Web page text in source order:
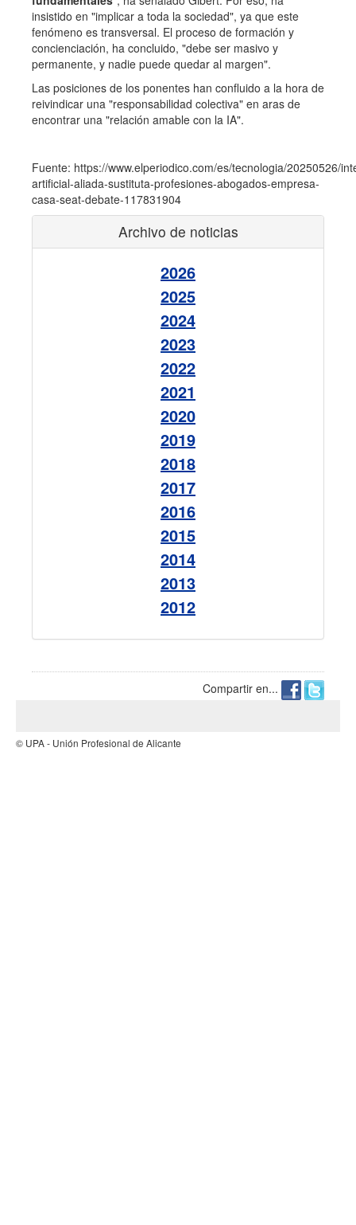
insistido en "implicar a toda la sociedad", ya que este
fenómeno es transversal. El proceso de formación y
concienciación, ha concluido, "debe ser masivo y
permanente, y nadie puede quedar al margen".
Las posiciones de los ponentes han confluido a la hora de
reivindicar una "responsabilidad colectiva" en aras de
encontrar una "relación amable con la IA".
Fuente: https://www.elperiodico.com/es/tecnologia/20250526/
artificial-aliada-sustituta-profesiones-abogados-empresa-
casa-seat-debate-117831904
Archivo de noticias
2026
2025
2024
2023
2022
2021
2020
2019
2018
2017
2016
2015
2014
2013
2012
Compartir en...
© UPA - Unión Profesional de Alicante